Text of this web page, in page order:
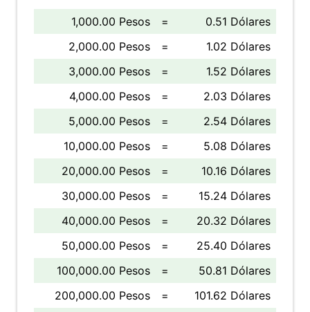
1,000.00 Pesos =
0.51 Dólares
2,000.00 Pesos
=
1.02 Dólares
3,000.00 Pesos
=
1.52 Dólares
4,000.00 Pesos
=
2.03 Dólares
5,000.00 Pesos
=
2.54 Dólares
10,000.00 Pesos
=
5.08 Dólares
20,000.00 Pesos
=
10.16 Dólares
30,000.00 Pesos
=
15.24 Dólares
40,000.00 Pesos
=
20.32 Dólares
50,000.00 Pesos
=
25.40 Dólares
100,000.00 Pesos
=
50.81 Dólares
200,000.00 Pesos
= 101.62 Dólares